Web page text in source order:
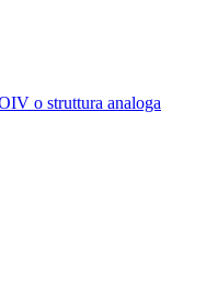
o struttura analoga